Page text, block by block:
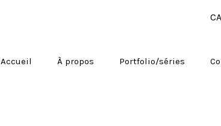
Accueil À propos Portfolio/séries